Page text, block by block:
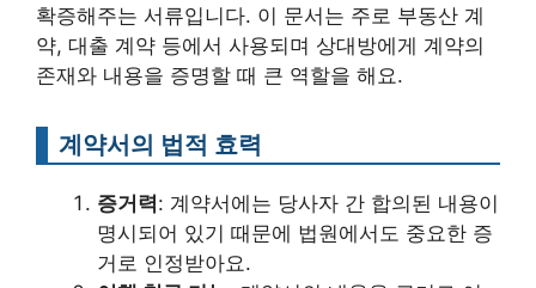
확증해주는 서류입니다. 이 문서는 주로 부동산 계
약, 대출 계약 등에서 사용되며 상대방에게 계약의
존재와 내용을 증명할 때 큰 역할을 해요.
계약서의 법적 효력
증거력: 계약서에는 당사자 간 합의된 내용이
명시되어 있기 때문에 법원에서도 중요한 증
거로 인정받아요.